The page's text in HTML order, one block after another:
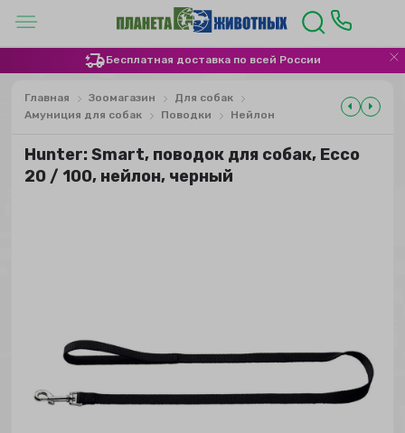
Бесплатная доставка по всей России
Главная Зоомагазин
Для собак
Амуниция для собак
Поводки Нейлон
Hunter: Smart, поводок для собак, Ecco
20 / 100, нейлон, черный